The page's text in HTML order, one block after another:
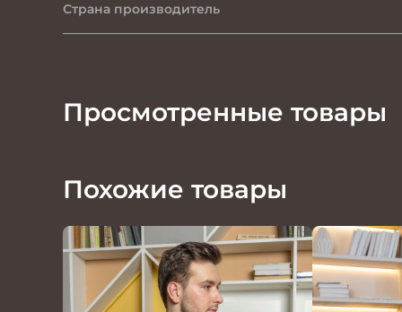
Страна производитель
Просмотренные товары
Похожие товары